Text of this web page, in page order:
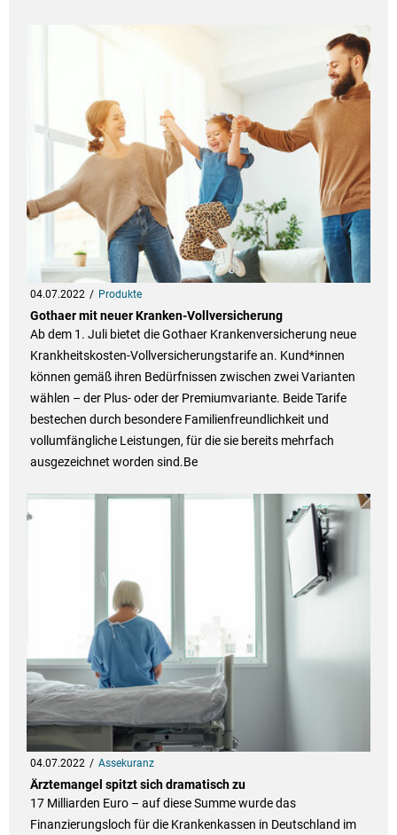
04.07.2022 Produkte
Gothaer mit neuer Kranken-Vollversicherung
Ab dem 1. Juli bietet die Gothaer Krankenversicherung neue
Krankheitskosten-Vollversicherungstarife an. Kund*innen
können gemäß ihren Bedürfnissen zwischen zwei Varianten
wählen – der Plus- oder der Premiumvariante. Beide Tarife
bestechen durch besondere Familienfreundlichkeit und
vollumfängliche Leistungen, für die sie bereits mehrfach
ausgezeichnet worden sind.Be
04.07.2022 Assekuranz
Ärztemangel spitzt sich dramatisch zu
17 Milliarden Euro – auf diese Summe wurde das
Finanzierungsloch für die Krankenkassen in Deutschland im